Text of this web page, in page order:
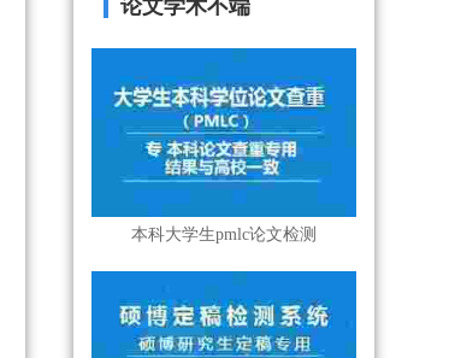
论文学术不端
本科大学生pmlc论文检测